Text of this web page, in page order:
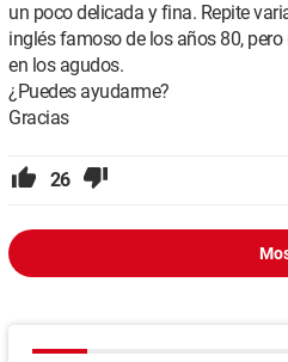
un poco delicada y fina. Repite
inglés famoso de los años 80,
en los agudos.
¿Puedes ayudarme?
Gracias
26